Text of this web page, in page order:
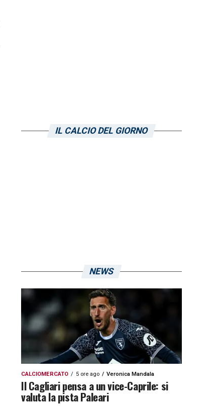
IL CALCIO DEL GIORNO
NEWS
CALCIOMERCATO 5 ore ago Veronica Mandala
Il Cagliari pensa a un vice-Caprile: si
valuta la pista Paleari